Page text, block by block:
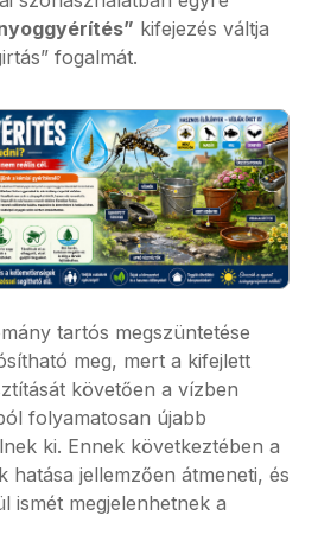
kifejezés váltja
fogalmát.
tartós megszüntetése
meg, mert a kifejlett
követően a vízben
folyamatosan újabb
ki. Ennek következtében a
hatása jellemzően átmeneti, és
ismét megjelenhetnek a